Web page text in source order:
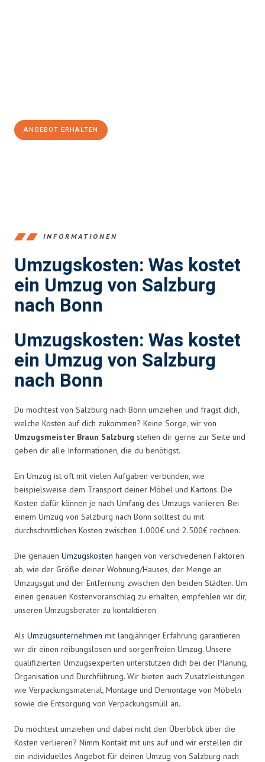
ANGEBOT ERHALTEN
INFORMATIONEN
Umzugskosten: Was kostet
ein Umzug von Salzburg
nach Bonn
Umzugskosten: Was kostet
ein Umzug von Salzburg
nach Bonn
Du möchtest von Salzburg nach Bonn umziehen und fragst dich,
welche Kosten auf dich zukommen? Keine Sorge, wir von
Umzugsmeister Braun Salzburg stehen dir gerne zur Seite und
geben dir alle Informationen, die du benötigst.
Ein Umzug ist oft mit vielen Aufgaben verbunden, wie
beispielsweise dem Transport deiner Möbel und Kartons. Die
Kosten dafür können je nach Umfang des Umzugs variieren. Bei
einem Umzug von Salzburg nach Bonn solltest du mit
durchschnittlichen Kosten zwischen 1.000€ und 2.500€ rechnen.
Die genauen Umzugskosten hängen von verschiedenen Faktoren
ab, wie der Größe deiner Wohnung/Hauses, der Menge an
Umzugsgut und der Entfernung zwischen den beiden Städten. Um
einen genauen Kostenvoranschlag zu erhalten, empfehlen wir dir,
unseren Umzugsberater zu kontaktieren.
Als Umzugsunternehmen mit langjähriger Erfahrung garantieren
wir dir einen reibungslosen und sorgenfreien Umzug. Unsere
qualifizierten Umzugsexperten unterstützen dich bei der Planung,
Organisation und Durchführung. Wir bieten auch Zusatzleistungen
wie Verpackungsmaterial, Montage und Demontage von Möbeln
sowie die Entsorgung von Verpackungsmüll an.
Du möchtest umziehen und dabei nicht den Überblick über die
Kosten verlieren? Nimm Kontakt mit uns auf und wir erstellen dir
ein individuelles Angebot für deinen Umzug von Salzburg nach